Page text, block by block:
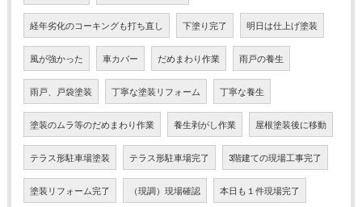
経年劣化のコーキングも打ち直し 下塗り完了 明日は仕上げ塗装
風が強かった 車カバー だめまわり作業 雨戸の養生
雨戸、戸袋塗装 丁寧な塗装リフォーム 丁寧な養生
塗装のムラ等のだめまわり作業 養生剥がし作業 屋根塗装後に移動
テラス形駐車場塗装 テラス形駐車場完了 3階建ての現場工事完了
塗装リフォーム完了 （現調）現場確認 本日も１件現場完了